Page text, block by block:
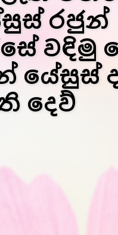
රජුන්
වඳිමු
යේසුස්
දෙව්